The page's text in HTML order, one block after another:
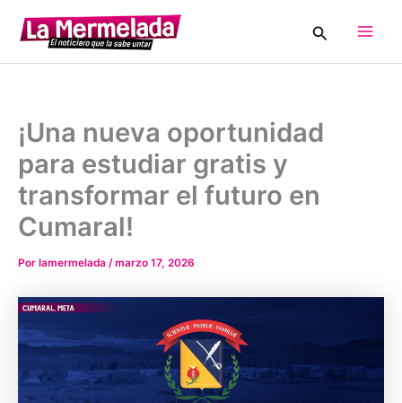
contenido
Buscar
¡Una nueva oportunidad
para estudiar gratis y
transformar el futuro en
Cumaral!
Por lamermelada /marzo 17, 2026